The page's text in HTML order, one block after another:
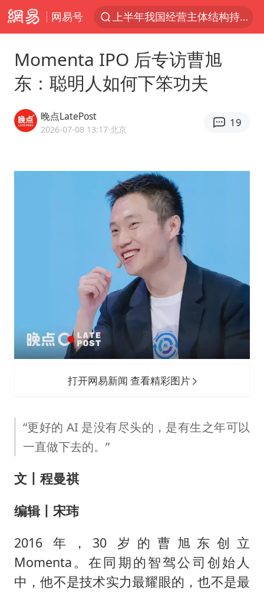
网易号
上半年我国经营主体结构持续优化
王传君 《披荆斩棘》
国足U17与阿森纳决赛取消 并列冠军
2025年小学教师减少13.19万
王艺迪无缘横滨赛决赛
上海大部迎大暴雨
《龙餐馆》 冲奖
蒯曼挺进WTT横滨冠军赛女单四强
Momenta IPO 后专访曹旭
东：聪明人如何下笨功夫
晚点LatePost
2026-07-08 13:17·北京
19
打开网易新闻 查看精彩图片
“更好的 AI 是没有尽头的，是有生之年可以
一直做下去的。”
文丨程曼祺
编辑丨宋玮
2016 年，30 岁的曹旭东创立
Momenta。在同期的智驾公司创始人
中，他不是技术实力最耀眼的，也不是最